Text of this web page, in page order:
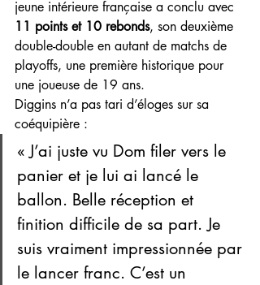
jeune intérieure française a conclu avec
11 points et 10 rebonds, son deuxième
double-double en autant de matchs de
playoffs, une première historique pour
une joueuse de 19 ans.
Diggins n’a pas tari d’éloges sur sa
coéquipière :
« J’ai juste vu Dom filer vers le
panier et je lui ai lancé le
ballon. Belle réception et
finition difficile de sa part. Je
suis vraiment impressionnée par
le lancer franc. C’est un